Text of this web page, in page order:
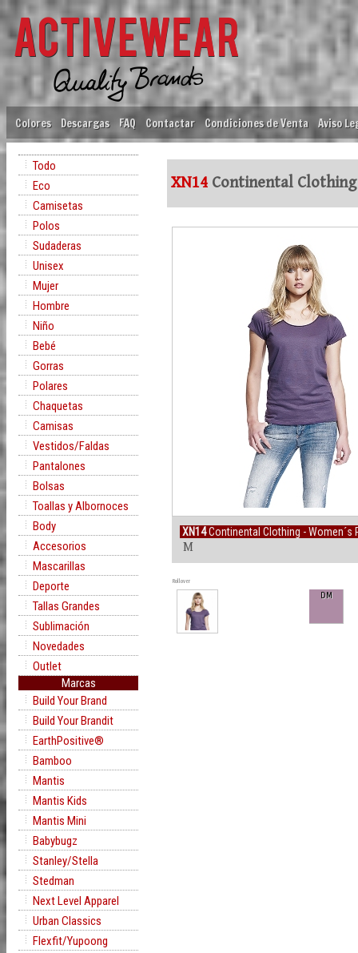
Colores Descargas FAQ Contactar Condiciones de Venta Aviso
Todo
Eco
Camisetas
Polos
Sudaderas
Unisex
Mujer
Hombre
Niño
Bebé
Gorras
Polares
Chaquetas
Camisas
Vestidos/Faldas
Pantalones
Bolsas
Toallas y Albornoces
Body
Accesorios
Mascarillas
Deporte
Tallas Grandes
Sublimación
Novedades
Outlet
Marcas
Build Your Brand
Build Your Brandit
EarthPositive®
Bamboo
Mantis
Mantis Kids
Mantis Mini
Babybugz
Stanley/Stella
Stedman
Next Level Apparel
Urban Classics
Flexfit/Yupoong
XN14 Continental Clothing
XN14Continental Clothing - Women´s
M
Rollover
DM